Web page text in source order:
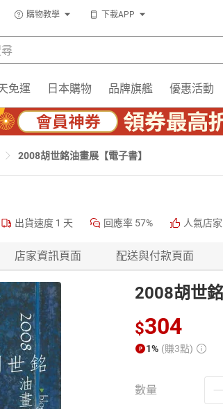
購物教學 下載APP
免運 日本購物 品牌旗艦 優惠活動
2008胡世銘油畫展【電子書】
出貨速度 1 天 回應率 57% 人氣店家
店家資訊頁面 配送與付款頁面
2008胡世
$304
1% (賺3點)
數量